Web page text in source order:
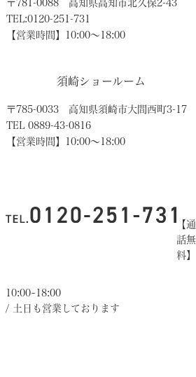
〒781-0088 高知県高知市北久保2-43
TEL:0120-251-731
【営業時間】10:00〜18:00
須崎ショールーム
〒785-0033 高知県須崎市大間西町3-17
TEL 0889-43-0816
【営業時間】10:00〜18:00
【通
話無
料】
10:00~18:00
/ 土日も営業しております